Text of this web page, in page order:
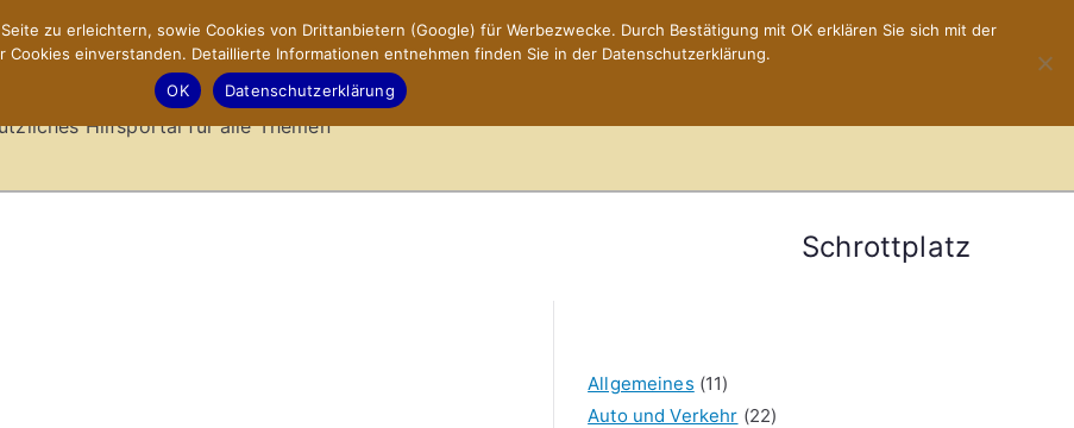
Sites.de – Hilfsportal
Hilfsportal für alle Themen
Schrottplatz
Allgemeines (11)
Auto und Verkehr (22)
zu erleichtern, sowie Cookies von Drittanbietern (Google) für Werbezwecke. Durch Bestätigung mit OK erklären Sie sich mit der
einverstanden. Detaillierte Informationen entnehmen finden Sie in der Datenschutzerklärung.
OK
Datenschutzerklärung